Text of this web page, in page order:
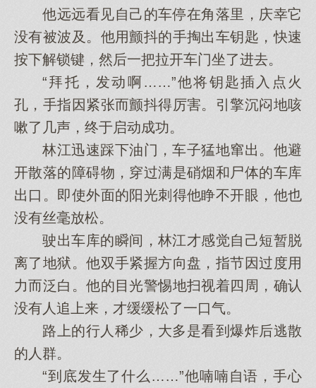
他远远看见自己的车停在角落里，庆幸它
没有被波及。他用颤抖的手掏出车钥匙，快速
按下解锁键，然后一把拉开车门坐了进去。
“拜托，发动啊……”他将钥匙插入点火
孔，手指因紧张而颤抖得厉害。引擎沉闷地咳
嗽了几声，终于启动成功。
林江迅速踩下油门，车子猛地窜出。他避
开散落的障碍物，穿过满是硝烟和尸体的车库
出口。即使外面的阳光刺得他睁不开眼，他也
没有丝毫放松。
驶出车库的瞬间，林江才感觉自己短暂脱
离了地狱。他双手紧握方向盘，指节因过度用
力而泛白。他的目光警惕地扫视着四周，确认
没有人追上来，才缓缓松了一口气。
路上的行人稀少，大多是看到爆炸后逃散
的人群。
“到底发生了什么……”他喃喃自语，手心